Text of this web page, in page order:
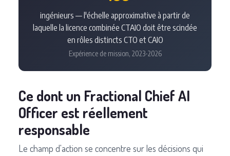
ingénieurs — l'échelle approximative à partir de
laquelle la licence combinée CTAIO doit être scindée
en rôles distincts CTO et CAIO
Expérience de mission, 2023-2026
Ce dont un Fractional Chief AI
Officer est réellement
responsable
Le champ d'action se concentre sur les décisions qui